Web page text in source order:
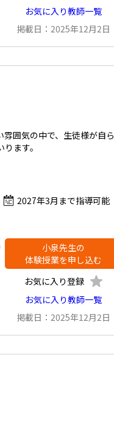
お気に入り教師一覧
掲載日：2025年12月2日
囲気の中で、生徒様が自ら
ます。
2027年3月まで指導可能
小泉先生の
体験授業を申し込む
お気に入り登録
お気に入り教師一覧
掲載日：2025年12月2日